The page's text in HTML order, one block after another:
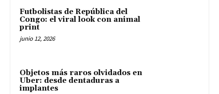
Futbolistas de República del
Congo: el viral look con animal
print
junio 12, 2026
Objetos más raros olvidados en
Uber: desde dentaduras a
implantes